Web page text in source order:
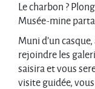
Le charbon ?
Musée-mine
Muni d’un
rejoindre les
saisira et vous
visite guidée,